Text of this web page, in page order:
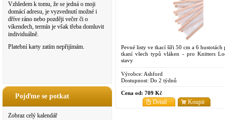
Vzhledem k tomu, že se jedná o moji
domácí adresu, je vyzvednutí možné i
dříve ráno nebo později večer či o
víkendech, termín je však třeba domluvit
individuálně.
Platební karty zatím nepřijímám.
Pojďme se potkat
Zobraz celý kalendář
Pevné listy ve tkací šíři 50 cm a 6 hustotách
tkaní všech typů vláken - pro Knitters
stavy
Výrobce: Ashford
Dostupnost: Do 2 týdnů
Cena od: 709 Kč
Koupit
Detail